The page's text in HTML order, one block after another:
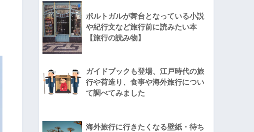
ポルトガルが舞台となっている小説
や紀行文など旅行前に読みたい本
【旅行の読み物】
ガイドブックも登場、江戸時代の旅
行や荷造り、食事や海外旅行につい
て調べてみました
海外旅行に行きたくなる壁紙・待ち